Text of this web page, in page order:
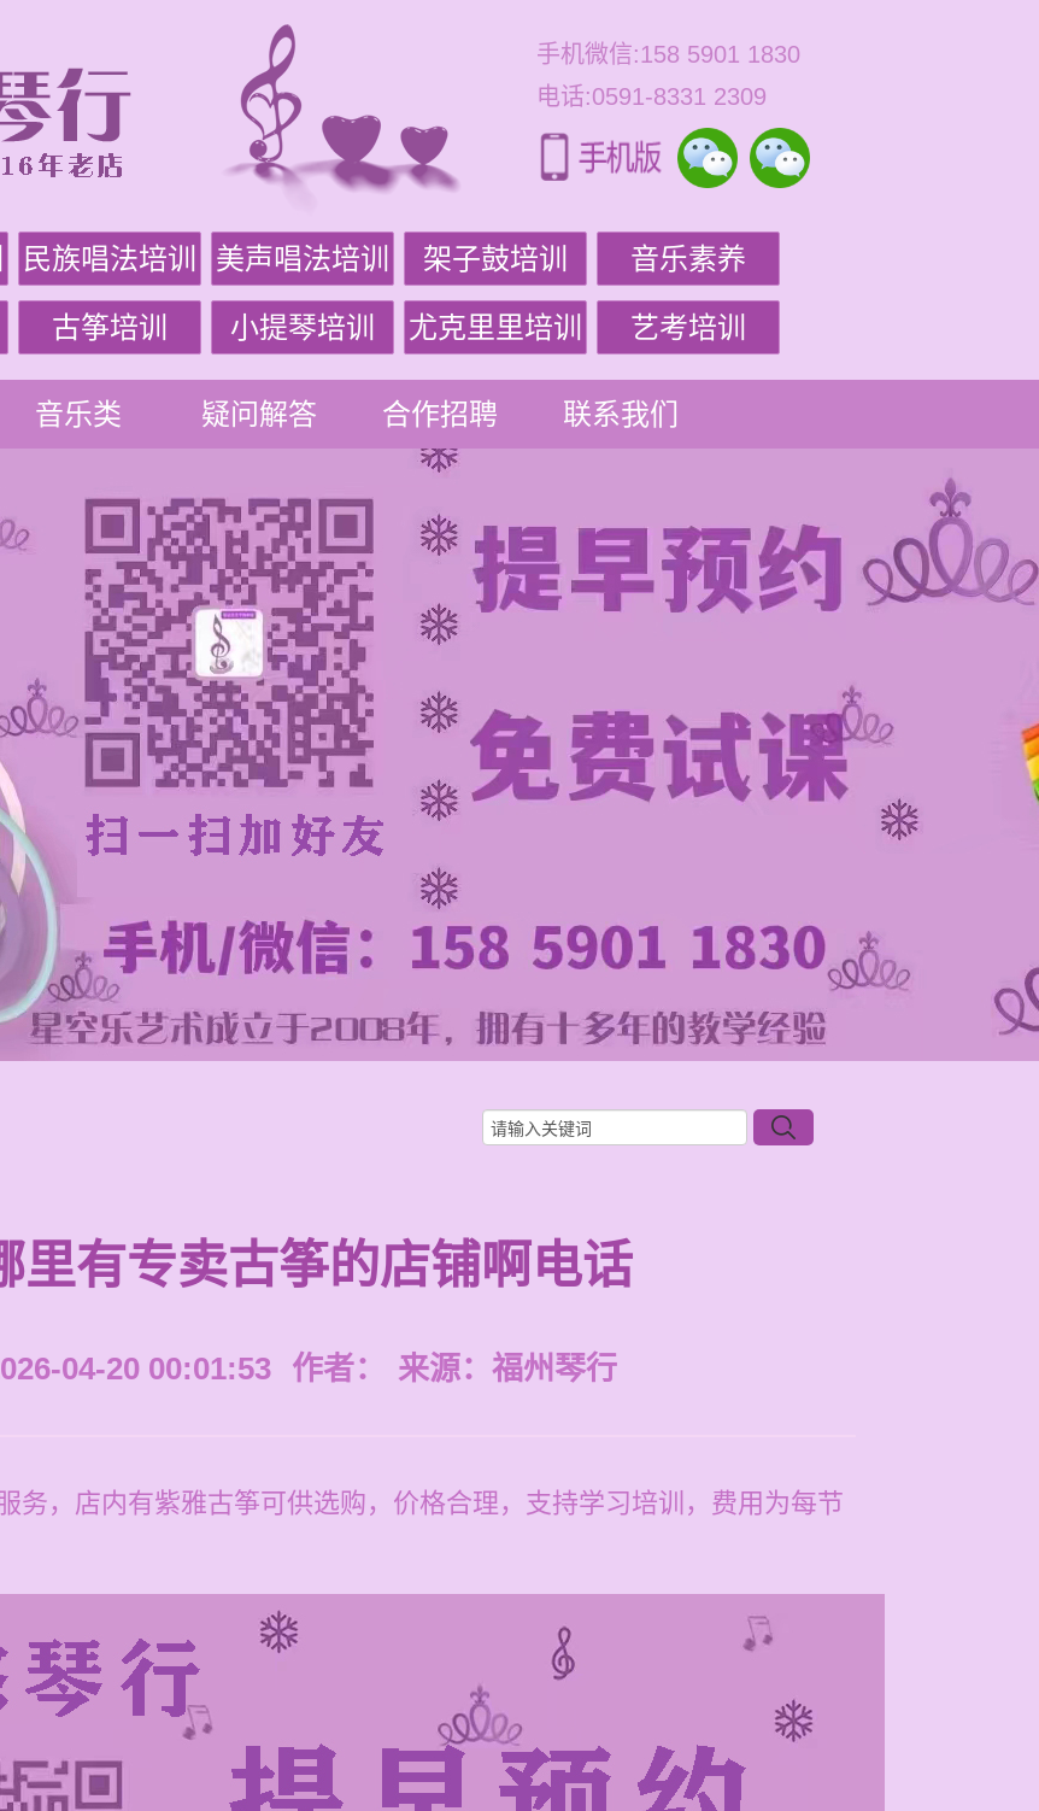
手机微信:158 5901 1830
电话:0591-8331 2309
民族唱法培训 美声唱法培训 架子鼓培训 音乐素养
古筝培训 小提琴培训 尤克里里培训 艺考培训
音乐类 疑问解答 合作招聘 联系我们
里有专卖古筝的店铺啊电话
04-20 00:01:53 作者： 来源： 福州琴行
务，店内有紫雅古筝可供选购，价格合理，支持学习培训，费用为每节